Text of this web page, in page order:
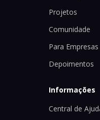
Projetos
Comunidade
Para Empresas
Depoimentos
Informações
Central de